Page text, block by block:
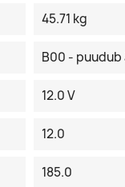
45.71 kg
B00 - puudub
12.0 V
12.0
185.0